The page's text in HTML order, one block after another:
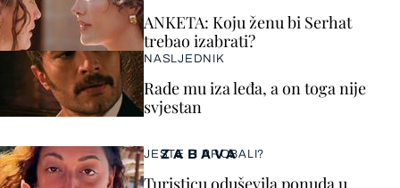
ZABAVA
JESTE LI PROBALI?
Turisticu oduševila ponuda u
ANKETA: Koju ženu bi Serhat
trebao izabrati?
NASLJEDNIK
Rade mu iza leđa, a on toga nije
svjestan